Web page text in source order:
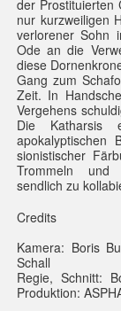
der Pro­stituiert­en
nur kurzweilig­en
ver­loren­er Sohn
Ode an die
diese
Gang zum
Zeit. In
Ver­gehens
Die Kat­harsis
apokalyp­tisch­en
sionis­tisch­er
Trom­meln und
sendlich zu
Credits
Kamera: Boris
Schall
Regie, Schnitt:
Pro­duk­tion: